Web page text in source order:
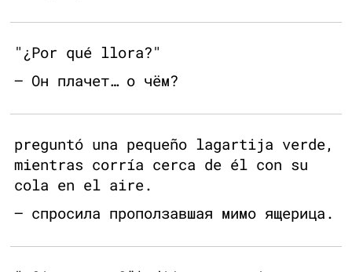
"¿Por qué llora?"
— Он плачет… о чём?
preguntó una pequeño lagartija verde,
mientras corría cerca de él con su
cola en el aire.
— спросила проползавшая мимо ящерица.